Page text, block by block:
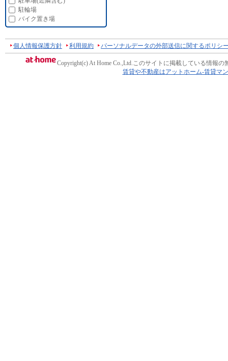
駐輪場
バイク置き場
個人情報保護方針 利用規約 パーソナルデータの外部送信に関するポリシ
Copyright(c) At Home Co.,Ltd.このサイトに掲載している情報の
賃貸や不動産はアットホーム-賃貸マ